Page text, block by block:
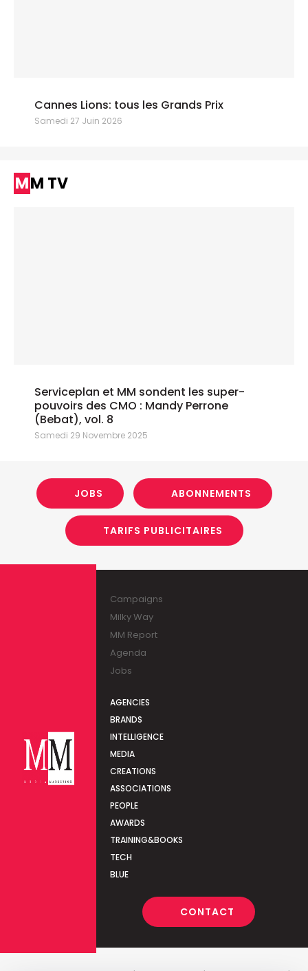
Cannes Lions: tous les Grands Prix
Samedi 27 Juin 2026
MM TV
Serviceplan et MM sondent les super-
pouvoirs des CMO : Mandy Perrone
(Bebat), vol. 8
Samedi 29 Novembre 2025
JOBS ABONNEMENTS
TARIFS PUBLICITAIRES
Campaigns
Milky Way
MM Report
Agenda
Jobs
AGENCIES
BRANDS
INTELLIGENCE
MEDIA
CREATIONS
ASSOCIATIONS
PEOPLE
AWARDS
TRAINING&BOOKS
TECH
BLUE
CONTACT